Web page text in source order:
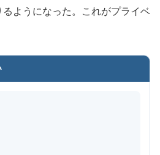
ようになった。これがプライベ